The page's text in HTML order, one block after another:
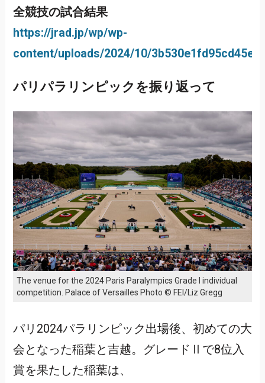
全競技の試合結果
https://jrad.jp/wp/wp-
content/uploads/2024/10/
パリパラリンピックを振り返って
The venue for the 2024 Paris Paralympics Grade I individual
competition. Palace of Versailles Photo © FEI/Liz Gregg
パリ2024パラリンピック出場後、初めての大
会となった稲葉と吉越。グレードⅡで8位入
賞を果たした稲葉は、